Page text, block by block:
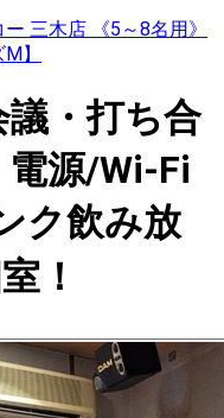
三木店 《5～8名用》
】
議・打ち合
源/Wi-Fi
ク飲み放
！